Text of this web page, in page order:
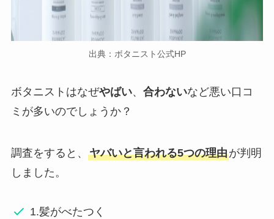
出典：ボタニスト公式HP
ボタニストはなぜやばい、 合わないなど悪い口コ
ミが多いのでしょうか？
調査をすると、 ヤバいと言われる5つの理由が判明
しました。
1.髪がべたつく